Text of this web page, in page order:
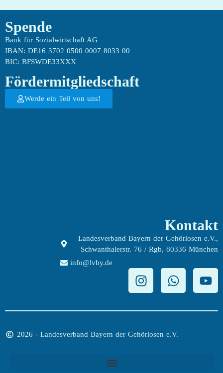
Spende
Bank für Sozialwirtschaft AG
IBAN: DE16 3702 0500 0007 8033 00
BIC: BFSWDE33XXX
Fördermitgliedschaft
Werde ein Teil von uns!
Kontakt
Landesverband Bayern der Gehörlosen e.V.,
Schwanthalerstr. 76 / Rgb, 80336 München
info@lvby.de
2026 - Landesverband Bayern der Gehörlosen e.V.